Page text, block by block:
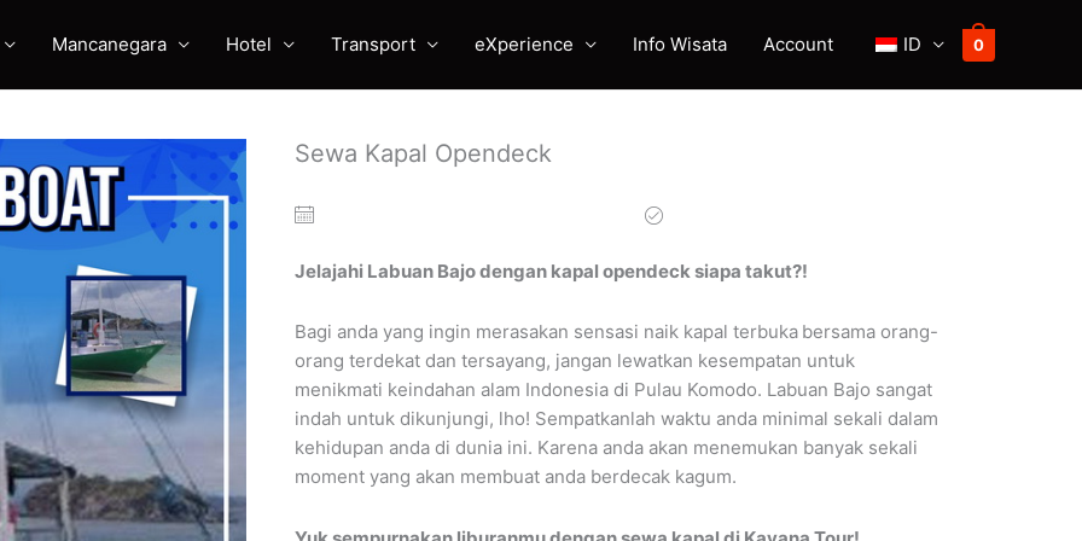
Mancanegara Hotel Transport eXperience Info Wisata Account ID 0
Sewa Kapal Opendeck
Jelajahi Labuan Bajo dengan kapal opendeck siapa takut?!
Bagi anda yang ingin merasakan sensasi naik kapal terbuka bersama orang-
orang terdekat dan tersayang, jangan lewatkan kesempatan untuk
menikmati keindahan alam Indonesia di Pulau Komodo. Labuan Bajo sangat
indah untuk dikunjungi, lho! Sempatkanlah waktu anda minimal sekali dalam
kehidupan anda di dunia ini. Karena anda akan menemukan banyak sekali
moment yang akan membuat anda berdecak kagum.